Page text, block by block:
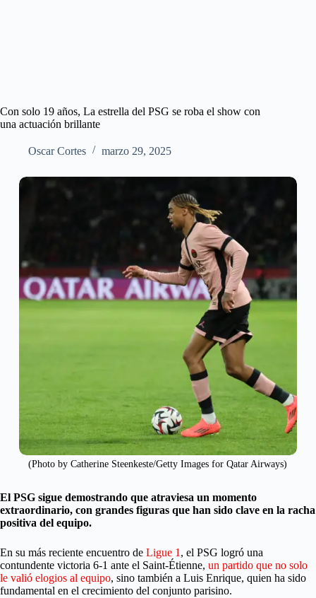
Con solo 19 años, La estrella del PSG se roba el show con
una actuación brillante
Oscar Cortes marzo 29, 2025
(Photo by Catherine Steenkeste/Getty Images for Qatar Airways)
El PSG sigue demostrando que atraviesa un momento
extraordinario, con grandes figuras que han sido clave en la racha
positiva del equipo.
En su más reciente encuentro de Ligue 1 , el PSG logró una
contundente victoria 6-1 ante el Saint-Étienne, un partido que no solo
le valió elogios al equipo, sino también a Luis Enrique, quien ha sido
fundamental en el crecimiento del conjunto parisino.